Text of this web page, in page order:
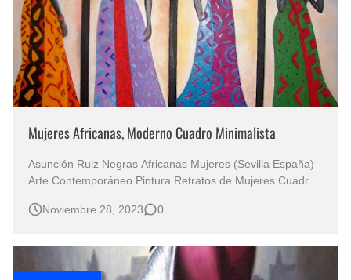
Mujeres Africanas, Moderno Cuadro Minimalista
Asunción Ruiz Negras Africanas Mujeres (Sevilla España)
Arte Contemporáneo Pintura Retratos de Mujeres Cuadros
Africanas Oleos Cuadros Pinturas Negritas Africanas Óleo
c…
Noviembre 28, 2023 0